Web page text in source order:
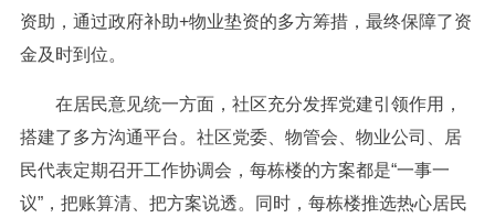
资助，通过政府补助+物业垫资的多方筹措，最终保障了资
金及时到位。
在居民意见统一方面，社区充分发挥党建引领作用，
搭建了多方沟通平台。社区党委、物管会、物业公司、居
民代表定期召开工作协调会，每栋楼的方案都是“一事一
议”，把账算清、把方案说透。同时，每栋楼推选热心居民